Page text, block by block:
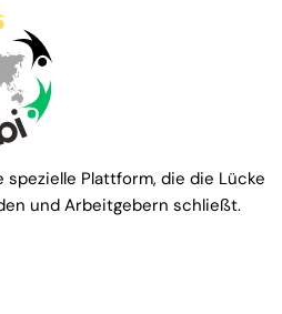
Plattform, die die Lücke
und Arbeitgebern schließt.